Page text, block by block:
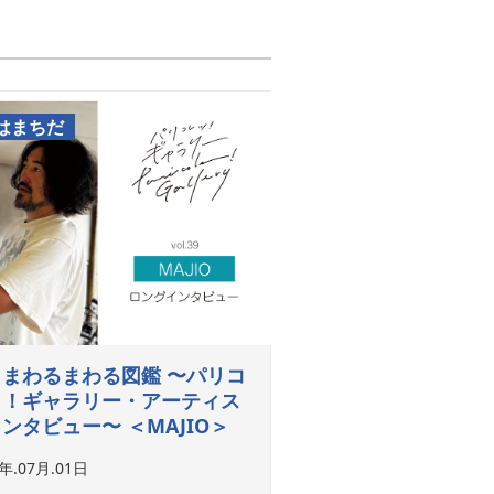
まちだ
わるまわる図鑑 〜パリコ
ギャラリー・アーティス
タビュー〜 ＜MAJIO＞
.07月.01日